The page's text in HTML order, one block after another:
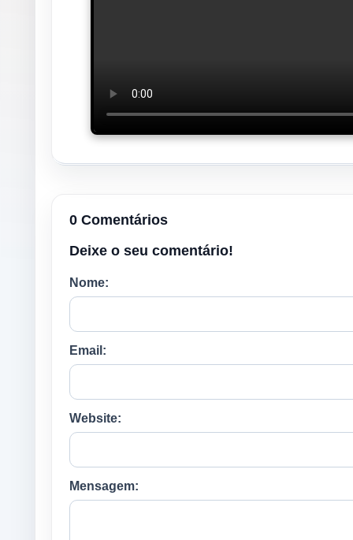
0 Comentários
Deixe o seu comentário!
Nome:
Email:
Website:
Mensagem: